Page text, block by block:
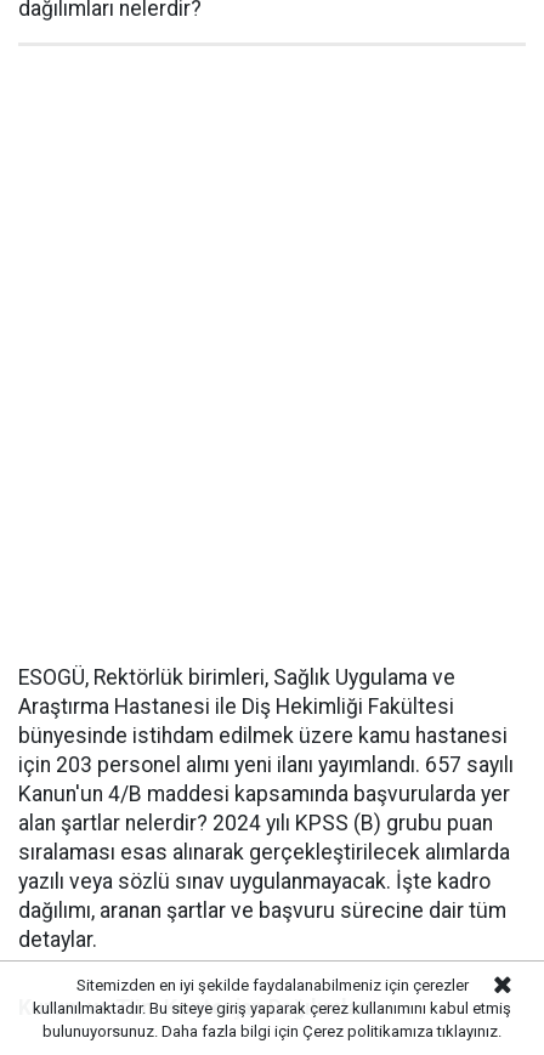
dağılımları nelerdir?
ESOGÜ, Rektörlük birimleri, Sağlık Uygulama ve
Araştırma Hastanesi ile Diş Hekimliği Fakültesi
bünyesinde istihdam edilmek üzere kamu hastanesi
için 203 personel alımı yeni ilanı yayımlandı. 657 sayılı
Kanun'un 4/B maddesi kapsamında başvurularda yer
alan şartlar nelerdir? 2024 yılı KPSS (B) grubu puan
sıralaması esas alınarak gerçekleştirilecek alımlarda
yazılı veya sözlü sınav uygulanmayacak. İşte kadro
dağılımı, aranan şartlar ve başvuru sürecine dair tüm
detaylar.
Kurum ve Tüm Kontenjan Dağılımları
Sitemizden en iyi şekilde faydalanabilmeniz için çerezler
kullanılmaktadır. Bu siteye giriş yaparak çerez kullanımını kabul etmiş
bulunuyorsunuz. Daha fazla bilgi için Çerez politikamıza tıklayınız.